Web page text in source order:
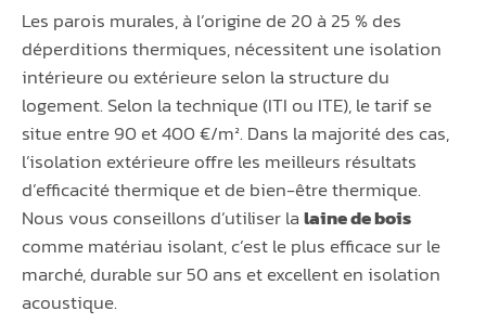
Les parois murales, à l’origine de 20 à 25 % des
déperditions thermiques, nécessitent une isolation
intérieure ou extérieure selon la structure du
logement. Selon la technique (ITI ou ITE), le tarif se
situe entre 90 et 400 €/m². Dans la majorité des cas,
l’isolation extérieure offre les meilleurs résultats
d’efficacité thermique et de bien-être thermique.
Nous vous conseillons d’utiliser lalaine de bois
comme matériau isolant, c’est le plus efficace sur le
marché, durable sur 50 ans et excellent en isolation
acoustique.